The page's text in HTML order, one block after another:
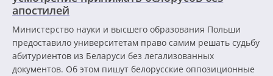
апостилей
Министерство науки и высшего образования Польши
предоставило университетам право самим решать судьбу
абитуриентов из Беларуси без легализованных
документов. Об этом пишут белорусские оппозиционные